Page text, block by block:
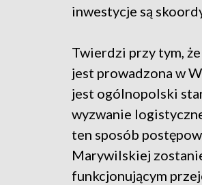
inwestycje są
Twierdzi przy tym,
jest prowadzona w
jest ogólnopolski
wyzwanie
ten sposób
Marywilskiej
funkcjonującym